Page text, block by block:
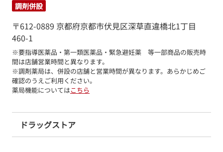
調剤併設
〒612-0889 京都府京都市伏見区深草直違橋北1丁目
460-1
※要指導医薬品・第一類医薬品・緊急避妊薬　等一部商品の販売時
間は店舗営業時間と異なります。
※調剤薬局は、併設の店舗と営業時間が異なります。あらかじめご
確認のうえご利用ください。
薬局機能についてはこちら
ドラッグストア